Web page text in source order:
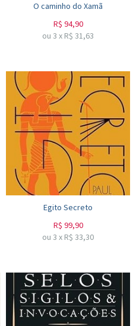
O caminho do Xamã
R$ 94,90
ou 3 x R$ 31,63
Egito Secreto
R$ 99,90
ou 3 x R$ 33,30